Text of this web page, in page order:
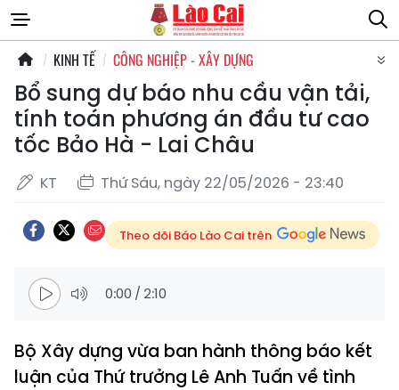
KINH TẾ CÔNG NGHIỆP - XÂY DỰNG
Bổ sung dự báo nhu cầu vận tải,
tính toán phương án đầu tư cao
tốc Bảo Hà - Lai Châu
KT Thứ Sáu, ngày 22/05/2026 - 23:40
Theo dõi Báo Lào Cai trên
0:00 / 2:10
Bộ Xây dựng vừa ban hành thông báo kết
luận của Thứ trưởng Lê Anh Tuấn về tình